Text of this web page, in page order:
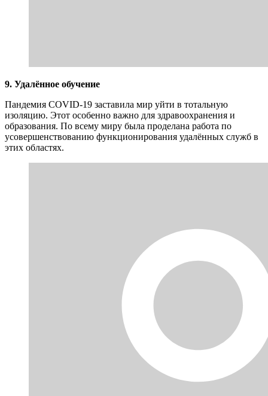
9. Удалённое обучение
Пандемия COVID-19 заставила мир уйти в тотальную
изоляцию. Этот особенно важно для здравоохранения и
образования. По всему миру была проделана работа по
усовершенствованию функционирования удалённых служб в
этих областях.